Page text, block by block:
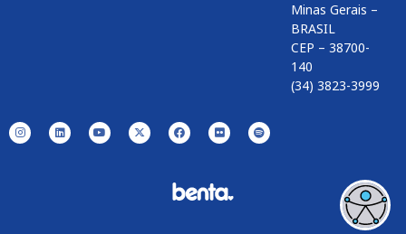
Minas Gerais –
BRASIL
CEP – 38700-
140
(34) 3823-3999